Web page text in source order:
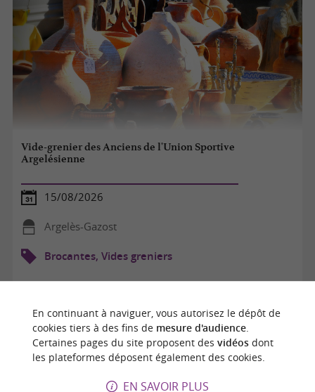
Vide-grenier des Anciens de l'Union Sportive
Argelésienne
15/08/2026
Argelès-Gazost
Brocantes, Vides greniers
En continuant à naviguer, vous autorisez le dépôt de
cookies tiers à des fins de mesure d'audience.
Certaines pages du site proposent des vidéosdont
les plateformes déposent également des cookies.
EN SAVOIR PLUS